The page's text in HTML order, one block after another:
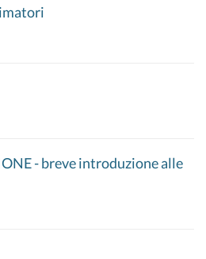
- breve introduzione alle